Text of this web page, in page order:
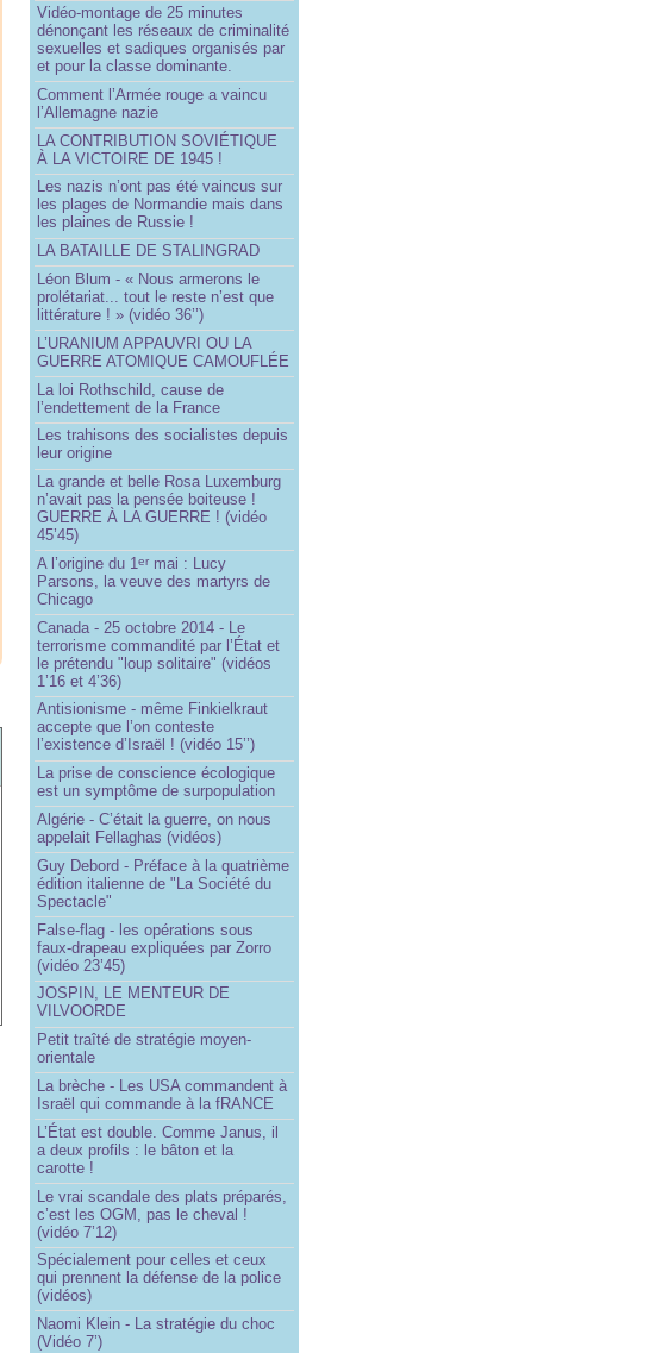
Vidéo-montage de 25 minutes
dénonçant les réseaux de criminalité
sexuelles et sadiques organisés par
et pour la classe dominante.
Comment l’Armée rouge a vaincu
l’Allemagne nazie
LA CONTRIBUTION SOVIÉTIQUE
À LA VICTOIRE DE 1945 !
Les nazis n’ont pas été vaincus sur
les plages de Normandie mais dans
les plaines de Russie !
LA BATAILLE DE STALINGRAD
Léon Blum - « Nous armerons le
prolétariat... tout le reste n’est que
littérature ! » (vidéo 36’’)
L’URANIUM APPAUVRI OU LA
GUERRE ATOMIQUE CAMOUFLÉE
La loi Rothschild, cause de
l’endettement de la France
Les trahisons des socialistes depuis
leur origine
La grande et belle Rosa Luxemburg
n’avait pas la pensée boiteuse !
GUERRE À LA GUERRE ! (vidéo
45’45)
A l’origine du 1er mai : Lucy
Parsons, la veuve des martyrs de
Chicago
Canada - 25 octobre 2014 - Le
terrorisme commandité par l’État et
le prétendu "loup solitaire" (vidéos
1’16 et 4’36)
Antisionisme - même Finkielkraut
accepte que l’on conteste
l’existence d’Israël ! (vidéo 15’’)
La prise de conscience écologique
est un symptôme de surpopulation
Algérie - C’était la guerre, on nous
appelait Fellaghas (vidéos)
Guy Debord - Préface à la quatrième
édition italienne de "La Société du
Spectacle"
False-flag - les opérations sous
faux-drapeau expliquées par Zorro
(vidéo 23’45)
JOSPIN, LE MENTEUR DE
VILVOORDE
Petit traîté de stratégie moyen-
orientale
La brèche - Les USA commandent à
Israël qui commande à la fRANCE
L’État est double. Comme Janus, il
a deux profils : le bâton et la
carotte !
Le vrai scandale des plats préparés,
c’est les OGM, pas le cheval !
(vidéo 7’12)
Spécialement pour celles et ceux
qui prennent la défense de la police
(vidéos)
Naomi Klein - La stratégie du choc
(Vidéo 7’)